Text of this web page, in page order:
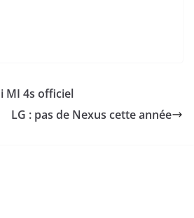
MI 4s officiel
LG : pas de Nexus cette année